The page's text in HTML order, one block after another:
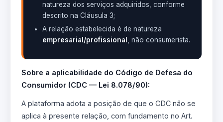
natureza dos serviços adquiridos, conforme
descrito na Cláusula 3;
A relação estabelecida é de natureza
empresarial/profissional
, não consumerista.
Sobre a aplicabilidade do Código de Defesa do
Consumidor (CDC — Lei 8.078/90):
A plataforma adota a posição de que o CDC não se
aplica à presente relação, com fundamento no Art.